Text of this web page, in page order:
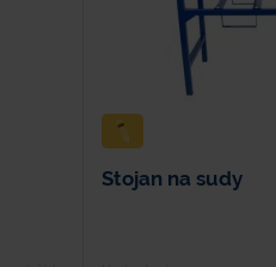
Stojan na sudy